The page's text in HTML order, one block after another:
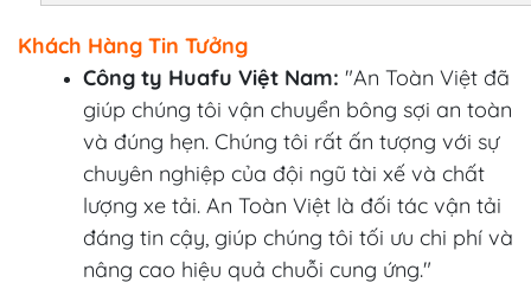
Khách Hàng Tin Tưởng
Công ty Huafu Việt Nam: "An Toàn Việt đã
giúp chúng tôi vận chuyển bông sợi an toàn
và đúng hẹn. Chúng tôi rất ấn tượng với sự
chuyên nghiệp của đội ngũ tài xế và chất
lượng xe tải. An Toàn Việt là đối tác vận tải
đáng tin cậy, giúp chúng tôi tối ưu chi phí và
nâng cao hiệu quả chuỗi cung ứng."